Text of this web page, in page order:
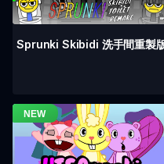
Sprunki Skibidi 洗手間重製